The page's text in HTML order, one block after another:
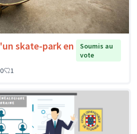
skate-park en
Soumis au
vote
0 1